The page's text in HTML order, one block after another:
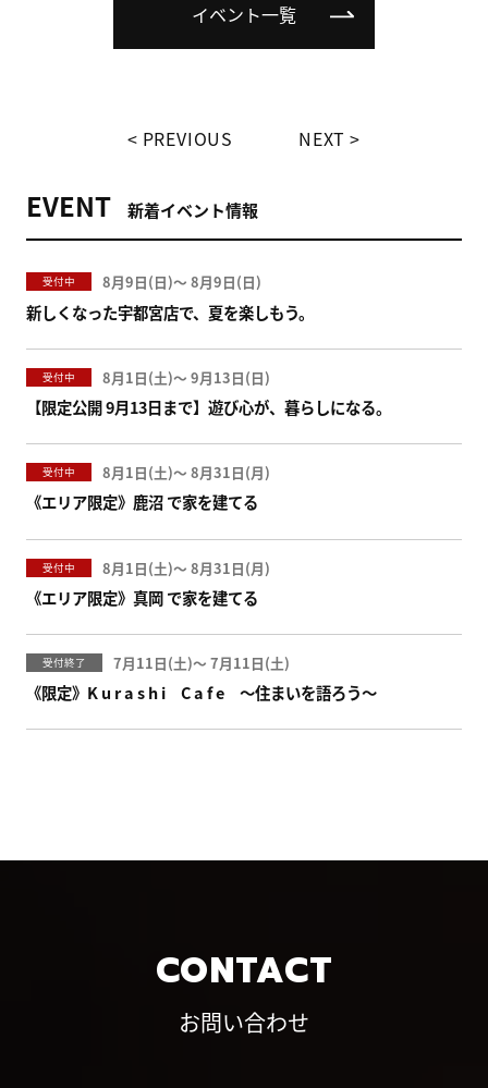
イベント一覧
PREVIOUS NEXT
EVENT 新着イベント情報
受付中 8月9日( )〜 8月9日( )
新しくなった宇都宮店で、夏を楽しもう。
受付中 8月1日( )〜 9月13日( )
【限定公開 9月13日まで】遊び心が、暮らしになる。
受付中 8月1日( )〜 8月31日( )
《エリア限定》鹿沼 で家を建てる
受付中 8月1日( )〜 8月31日( )
《エリア限定》真岡 で家を建てる
受付終了 7月11日( )〜 7月11日( )
《限定》K u r a s h i C a f e ～住まいを語ろう～
CONTACT
お問い合わせ